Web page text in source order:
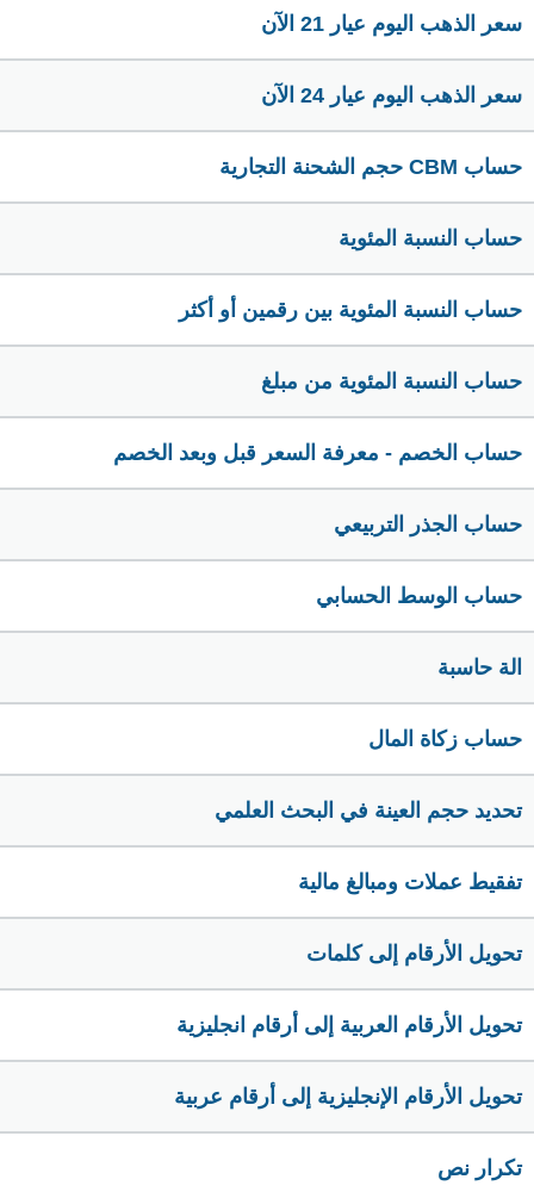
سعر الذهب اليوم عيار 21 الآن
سعر الذهب اليوم عيار 24 الآن
حساب CBM حجم الشحنة التجارية
حساب النسبة المئوية
حساب النسبة المئوية بين رقمين أو أكثر
حساب النسبة المئوية من مبلغ
حساب الخصم - معرفة السعر قبل وبعد الخصم
حساب الجذر التربيعي
حساب الوسط الحسابي
الة حاسبة
حساب زكاة المال
تحديد حجم العينة في البحث العلمي
تفقيط عملات ومبالغ مالية
تحويل الأرقام إلى كلمات
تحويل الأرقام العربية إلى أرقام انجليزية
تحويل الأرقام الإنجليزية إلى أرقام عربية
تكرار نص